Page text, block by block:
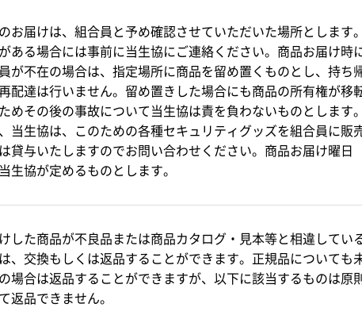
お届けは、組合員と予め確認させていただいた場所とします。
ある場合には事前に当生協にご連絡ください。商品お届け時
が不在の場合は、指定場所に商品を留め置くものとし、持ち
配達は行いません。留め置きした場合にも商品の所有権が移
めその後の事故について当生協は責を負わないものとします。
当生協は、このための各種セキュリティグッズを組合員に販
貸与いたしますのでお問い合わせください。商品お届け曜日
生協が定めるものとします。
した商品が不良品または商品カタログ・見本等と相違してい
、交換もしくは返品することができます。正規品についても
場合は返品することができますが、以下に該当するものは原則
返品できません。